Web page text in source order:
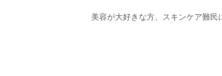
美容が大好きな方、スキンケア難民